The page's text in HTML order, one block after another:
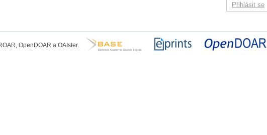
Přihlásit se
OpenDOAR a OAIster.